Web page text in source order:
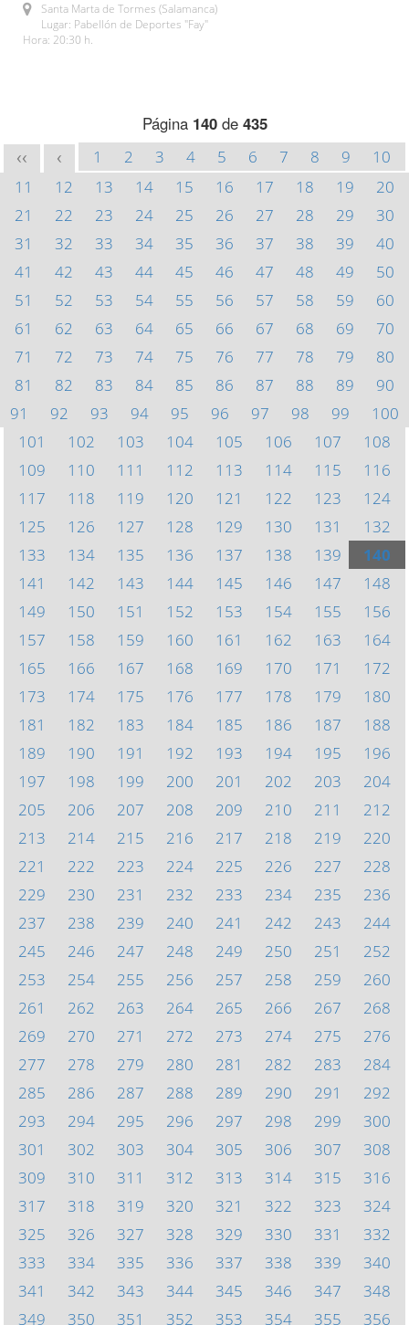
Santa Marta de Tormes (Salamanca)
Lugar: Pabellón de Deportes "Fay"
Hora: 20:30 h.
Página 140de 435
<< < 1 2 3 4 5 6 7 8 9
10
11
12 13 14 15 16 17 18 19
20
21
22 23 24 25 26 27 28 29
30
31
32 33 34 35 36 37 38 39
40
41
42 43 44 45 46 47 48 49
50
51
52 53 54 55 56 57 58 59
60
61
62 63 64 65 66 67 68 69
70
71
72 73 74 75 76 77 78 79
80
81
82 83 84 85 86 87 88 89
90
91
92 93 94 95 96 97 98 99
100
101
102 103 104 105 106 107
108
109
110 111 112 113 114 115
116
117
118 119 120 121 122 123
124
125
126 127 128 129 130 131
132
133
134 135 136 137 138 139
140
141
142 143 144 145 146 147
148
149
150 151 152 153 154 155
156
157
158 159 160 161 162 163
164
165
166 167 168 169 170 171
172
173
174 175 176 177 178 179
180
181
182 183 184 185 186 187
188
189
190 191 192 193 194 195
196
197
198 199 200 201 202 203
204
205
206 207 208 209 210 211
212
213
214 215 216 217 218 219
220
221
222 223 224 225 226 227
228
229
230 231 232 233 234 235
236
237
238 239 240 241 242 243
244
245
246 247 248 249 250 251
252
253
254 255 256 257 258 259
260
261
262 263 264 265 266 267
268
269
270 271 272 273 274 275
276
277
278 279 280 281 282 283
284
285
286 287 288 289 290 291
292
293
294 295 296 297 298 299
300
301
302 303 304 305 306 307
308
309
310 311 312 313 314 315
316
317
318 319 320 321 322 323
324
325
326 327 328 329 330 331
332
333
334 335 336 337 338 339
340
341
342 343 344 345 346 347
348
349
350 351 352 353 354 355 356